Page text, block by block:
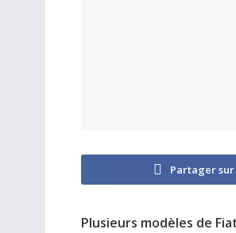
Partager
Plusieurs modèles de